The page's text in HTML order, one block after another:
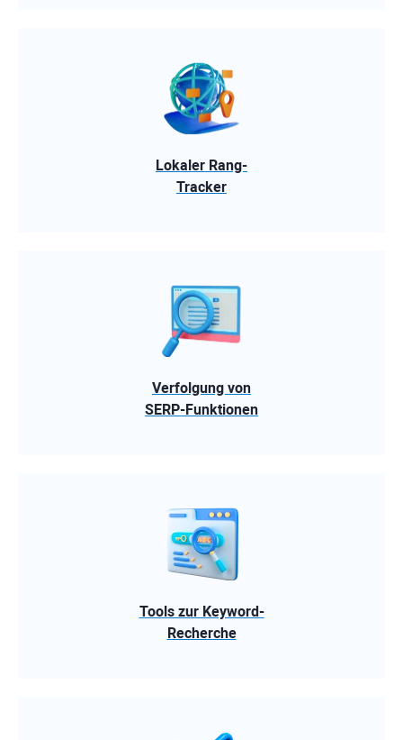
Lokaler Rang-
Tracker
Verfolgung von
SERP-Funktionen
Tools zur Keyword-
Recherche